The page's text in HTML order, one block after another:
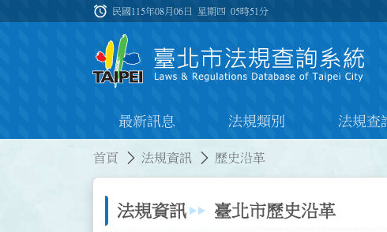
:::
alarm 民國115年08月06日 星期四05時51分
最新訊息 法規類別 法規查
首頁 法規資訊 歷史沿革
法規資訊 臺北市歷史沿革